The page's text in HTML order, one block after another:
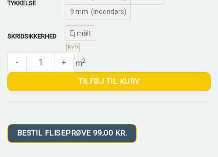
TYKKELSE
9 mm. (indendørs)
SKRIDSIKKERHED Ej målt
RYD
CESI Metro Navona quantity
- + m2
TILFØJ TIL KURV
BESTIL FLISEPRØVE 99,00 KR.